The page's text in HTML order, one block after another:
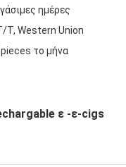
ημέρες
T, Western Union
το μήνα
ε -ε-cigs